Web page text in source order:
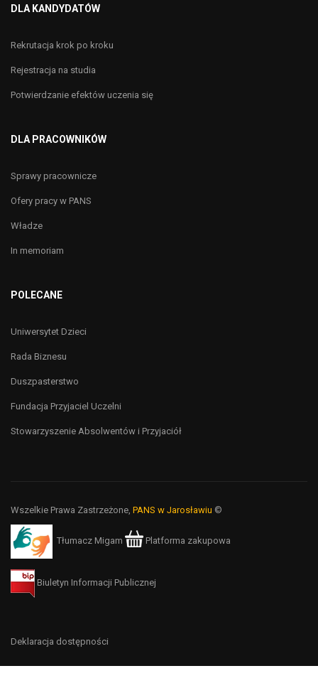
DLA KANDYDATÓW
Rekrutacja krok po kroku
Rejestracja na studia
Potwierdzanie efektów uczenia się
DLA PRACOWNIKÓW
Sprawy pracownicze
Ofery pracy w PANS
Władze
In memoriam
POLECANE
Uniwersytet Dzieci
Rada Biznesu
Duszpasterstwo
Fundacja Przyjaciel Uczelni
Stowarzyszenie Absolwentów i Przyjaciół
Wszelkie Prawa Zastrzeżone, PANS w Jarosławiu ©
Tłumacz Migam Platforma zakupowa
Biuletyn Informacji Publicznej
Deklaracja dostępności